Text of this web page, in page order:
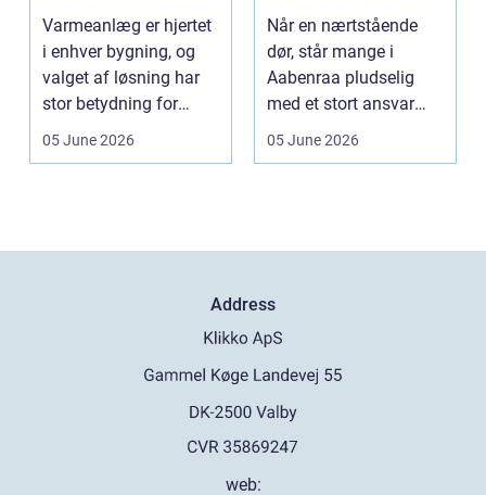
energiregning
Varmeanlæg er hjertet
i enhver bygning, og
valget af løsning har
stor betydning for
b&a...
05 June 2026
værdig afsked
Når en nærtstående
dør, står mange i
Aabenraa pludselig
med et stort ansvar
midt i sorgen.
05 June 2026
Address
web: